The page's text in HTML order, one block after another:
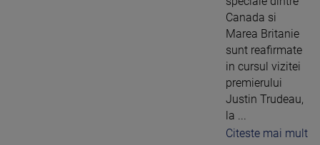
Canada si
Marea Britanie
sunt reafirmate
in cursul vizitei
premierului
Justin Trudeau,
la ...
Citeste mai mult